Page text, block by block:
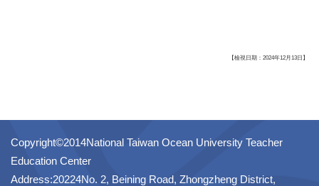
【檢視日期：2024年12月13日】
Copyright©2014National Taiwan Ocean University Teacher
Education Center
Address:20224No. 2, Beining Road, Zhongzheng District,